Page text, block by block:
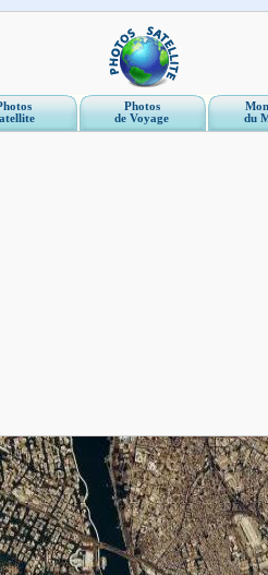
Photos
de Voyage
du